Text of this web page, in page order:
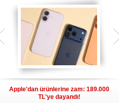
Apple'dan ürünlerine zam: 189.000
TL'ye dayandı!